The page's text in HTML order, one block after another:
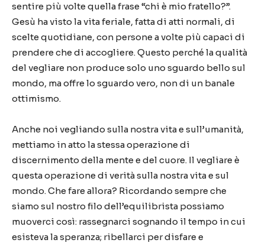
sentire più volte quella frase “chi è mio fratello?”.
Gesù ha visto la vita feriale, fatta di atti normali, di
scelte quotidiane, con persone a volte più capaci di
prendere che di accogliere. Questo perché la qualità
del vegliare non produce solo uno sguardo bello sul
mondo, ma offre lo sguardo vero, non di un banale
ottimismo.
Anche noi vegliando sulla nostra vita e sull’umanità,
mettiamo in atto la stessa operazione di
discernimento della mente e del cuore. Il vegliare è
questa operazione di verità sulla nostra vita e sul
mondo. Che fare allora? Ricordando sempre che
siamo sul nostro filo dell’equilibrista possiamo
muoverci così: rassegnarci sognando il tempo in cui
esisteva la speranza; ribellarci per disfare e